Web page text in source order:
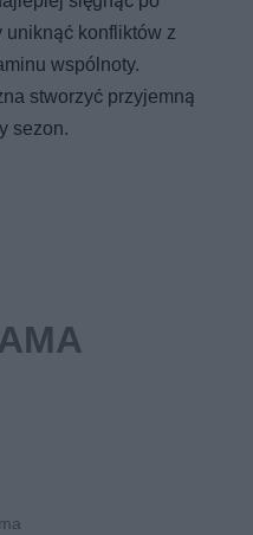
uniknąć konfliktów z
wspólnoty.
stworzyć przyjemną
sezon.